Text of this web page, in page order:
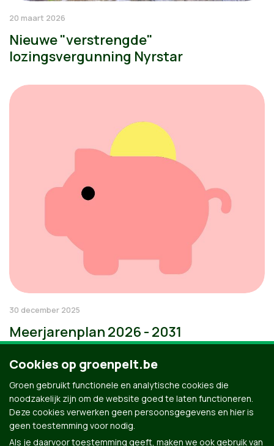
20 maart 2026
Nieuwe "verstrengde"
lozingsvergunning Nyrstar
30 december 2025
Meerjarenplan 2026 - 2031
Cookies op groenpelt.be
Groen gebruikt functionele en analytische cookies die
noodzakelijk zijn om de website goed te laten functioneren.
Deze cookies verwerken geen persoonsgegevens en hier is
geen toestemming voor nodig.
Als je daarvoor toestemming geeft, maken we ook gebruik van